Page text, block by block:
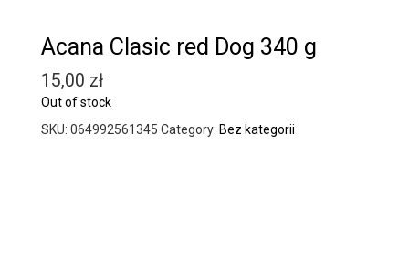
Acana Clasic red Dog 340 g
15,00 zł
Out of stock
SKU: 064992561345 Category: Bez kategorii